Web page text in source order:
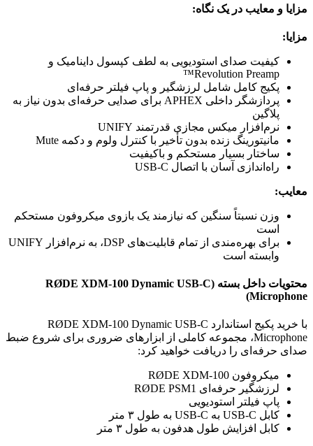
مزایا و معایب در یک نگاه:
مزایا:
کیفیت صدای استودیویی به لطف کپسول داینامیک و
Revolution Preamp™
پکیج کامل شامل لرزشگیر و پاپ فیلتر حرفه‌ای
پردازشگر داخلی APHEX برای صدایی حرفه‌ای بدون نیاز به
پلاگین
نرم‌افزار میکس مجازی قدرتمند UNIFY
مانیتورینگ زنده بدون تأخیر با کنترل ولوم و دکمه Mute
ساختار بسیار مستحکم و باکیفیت
راه‌اندازی آسان با اتصال USB-C
معایب:
وزن نسبتاً سنگین که نیازمند یک بازوی میکروفون مستحکم
است
برای بهره‌مندی از تمام قابلیت‌های DSP، به نرم‌افزار UNIFY
وابسته است
محتویات داخل بسته (RØDE XDM-100 Dynamic USB-C
Microphone)
با خرید پکیج استاندارد RØDE XDM-100 Dynamic USB-C
Microphone، مجموعه کاملی از ابزارهای ضروری برای شروع ضبط
صدای حرفه‌ای را دریافت خواهید کرد:
میکروفون RØDE XDM-100
لرزشگیر حرفه‌ای RØDE PSM1
پاپ فیلتر استودیویی
کابل USB-C به USB-C به طول ۳ متر
کابل افزایش طول هدفون به طول ۳ متر